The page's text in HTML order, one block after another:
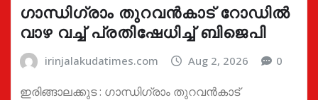
ഗാന്ധിഗ്രാം തുറവൻകാട് റോഡിൽ
വാഴ വച്ച് പ്രതിഷേധിച്ച് ബിജെപി
irinjalakudatimes.com Aug 2, 2026 0
ഇരിങ്ങാലക്കുട : ഗാന്ധിഗ്രാം തുറവൻകാട്